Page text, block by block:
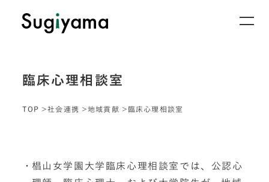
臨床心理相談室
TOP 社会連携 地域貢献 臨床心理相談室
椙山女学園大学臨床心理相談室では、公認心